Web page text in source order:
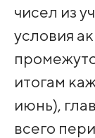
чисел из
условия
итогам
июнь),
всего